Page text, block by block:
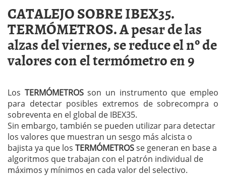
CATALEJO SOBRE IBEX35.
TERMÓMETROS. A pesar de las
alzas del viernes, se reduce el nº de
valores con el termómetro en 9
Los TERMÓMETROSson un instrumento que empleo
para detectar posibles extremos de sobrecompra o
sobreventa en el global de IBEX35.
Sin embargo, también se pueden utilizar para detectar
los valores que muestran un sesgo más alcista o
bajista ya que los TERMÓMETROSse generan en base a
algoritmos que trabajan con el patrón individual de
máximos y mínimos en cada valor del selectivo.